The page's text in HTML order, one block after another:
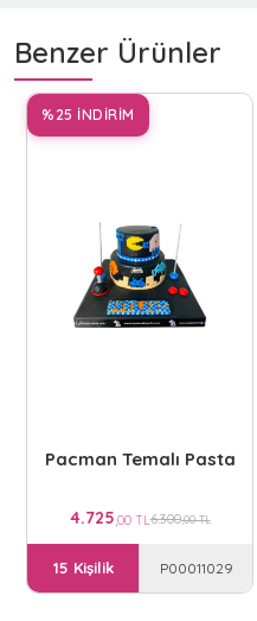
Benzer Ürünler
%25 İNDİRİM
Pacman Temalı Pasta
4.725,00 TL6.300,00 TL
15 Kişilik P00011029